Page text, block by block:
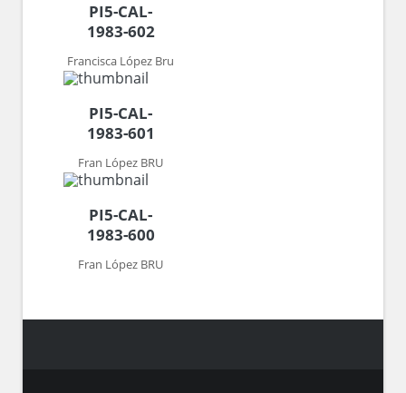
PI5-CAL-
1983-602
Francisca López Bru
PI5-CAL-
1983-601
Fran López BRU
PI5-CAL-
1983-600
Fran López BRU